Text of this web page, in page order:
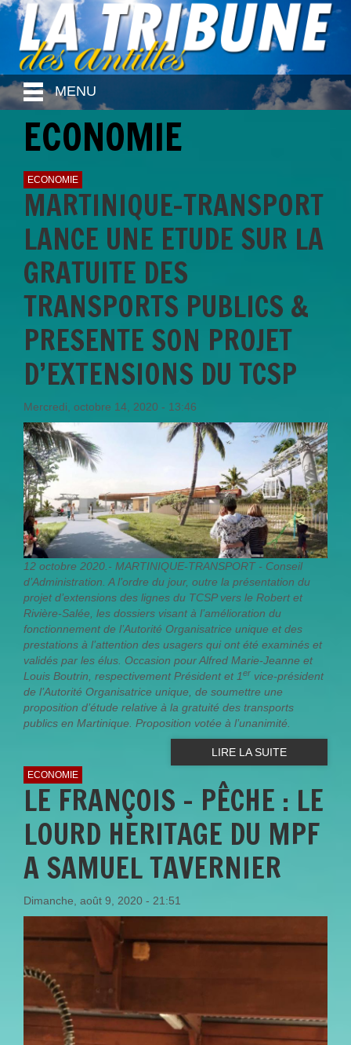
MENU
ECONOMIE
ECONOMIE
MARTINIQUE-TRANSPORT
LANCE UNE ETUDE SUR LA
GRATUITE DES
TRANSPORTS PUBLICS &
PRESENTE SON PROJET
D’EXTENSIONS DU TCSP
Mercredi, octobre 14, 2020 - 13:46
12 octobre 2020.- MARTINIQUE-TRANSPORT - Conseil
d’Administration. A l’ordre du jour, outre la présentation du
projet d’extensions des lignes du TCSP vers le Robert et
Rivière-Salée, les dossiers visant à l’amélioration du
fonctionnement de l’Autorité Organisatrice unique et des
prestations à l’attention des usagers qui ont été examinés et
validés par les élus. Occasion pour Alfred Marie-Jeanne et
Louis Boutrin, respectivement Président et 1er vice-président
de l’Autorité Organisatrice unique, de soumettre une
proposition d’étude relative à la gratuité des transports
publics en Martinique. Proposition votée à l’unanimité.
LIRE LA SUITE
ECONOMIE
LE FRANÇOIS - PÊCHE : LE
LOURD HERITAGE DU MPF
A SAMUEL TAVERNIER
Dimanche, août 9, 2020 - 21:51